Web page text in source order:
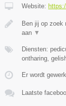
Website:
Ben jij op zoek
aan ▼
Diensten:
ontharing,
Er wordt
Laatste